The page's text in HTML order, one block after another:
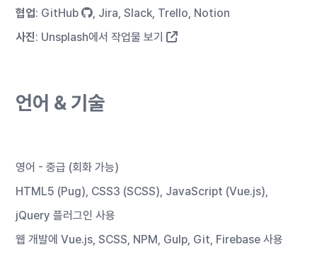
협업: GitHub
, Jira, Slack, Trello, Notion
사진: Unsplash에서 작업물 보기
언어 & 기술
영어 - 중급 (회화 가능)
HTML5 (Pug), CSS3 (SCSS), JavaScript (Vue.js),
jQuery 플러그인 사용
웹 개발에 Vue.js, SCSS, NPM, Gulp, Git , Firebase 사용